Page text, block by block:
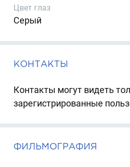
Цвет глаз
Серый
КОНТАКТЫ
Контакты могут видеть
зарегистрированные
ФИЛЬМОГРАФИЯ